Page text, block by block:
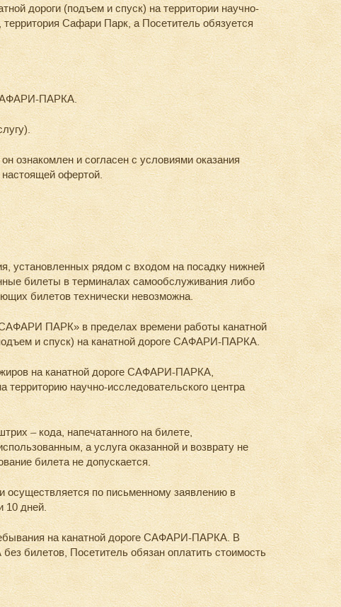
дороги (подъем и спуск) на территории научно-
Сафари Парк, а Посетитель обязуется
САФАРИ-ПАРКА.
ознакомлен и согласен с условиями оказания
офертой.
установленных рядом с входом на посадку нижней
билеты в терминалах самообслуживания либо
билетов технически невозможна.
ПАРК» в пределах времени работы канатной
и спуск) на канатной дороге САФАРИ-ПАРКА.
на канатной дороге САФАРИ-ПАРКА,
научно-исследовательского центра
– кода, напечатанного на билете,
а услуга оказанной и возврату не
билета не допускается.
по письменному заявлению в
10 дней.
на канатной дороге САФАРИ-ПАРКА. В
билетов, Посетитель обязан оплатить стоимость